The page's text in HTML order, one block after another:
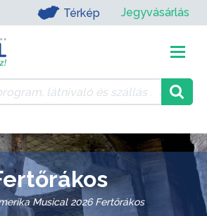
Térkép Jegyvásárlás
Musical 2026 Fertőrákos